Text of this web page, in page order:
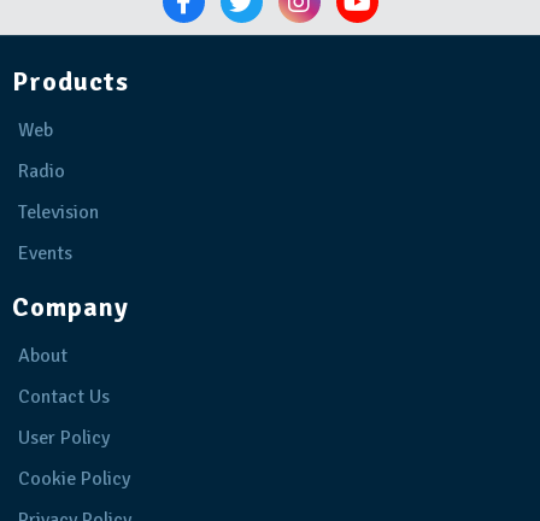
Products
Web
Radio
Television
Events
Company
About
Contact Us
User Policy
Cookie Policy